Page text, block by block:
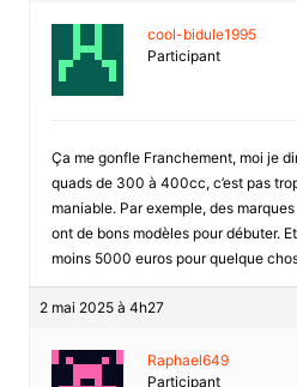
cool-bidule1995
Participant
Ça me gonfle Franchement, moi je
quads de 300 à 400cc, c’est pas
maniable. Par exemple, des
ont de bons modèles pour débuter.
moins 5000 euros pour quelque
2 mai 2025 à 4h27
Raphael649
Participant